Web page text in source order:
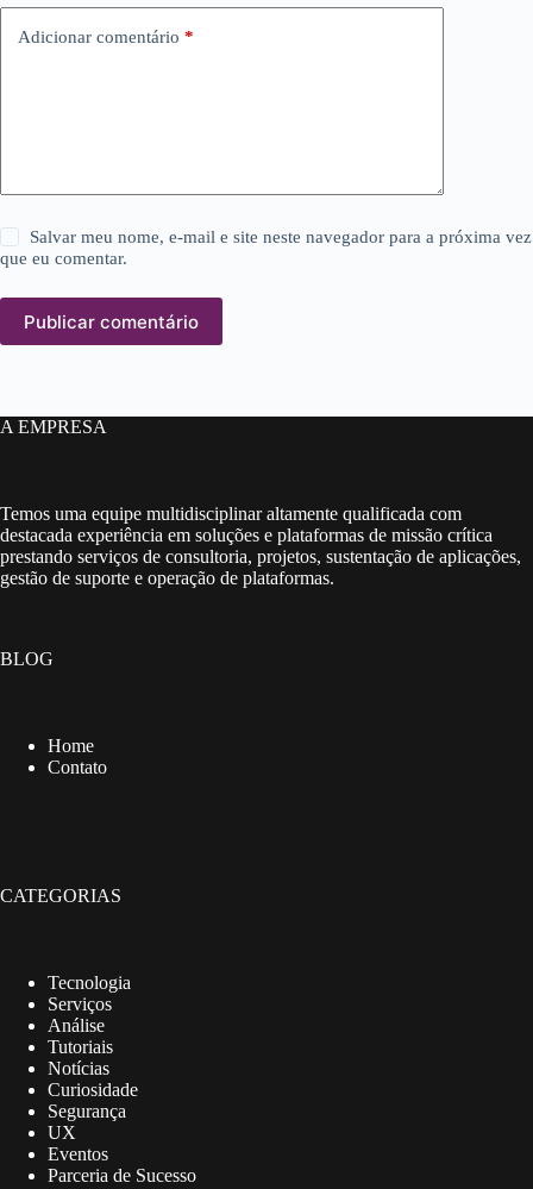
Adicionar comentário *
Salvar meu nome, e-mail e site neste navegador para a próxima vez
que eu comentar.
Publicar comentário
A EMPRESA
Temos uma equipe multidisciplinar altamente qualificada com
destacada experiência em soluções e plataformas de missão crítica
prestando serviços de consultoria, projetos, sustentação de aplicações,
gestão de suporte e operação de plataformas.
BLOG
Home
Contato
CATEGORIAS
Tecnologia
Serviços
Análise
Tutoriais
Notícias
Curiosidade
Segurança
UX
Eventos
Parceria de Sucesso